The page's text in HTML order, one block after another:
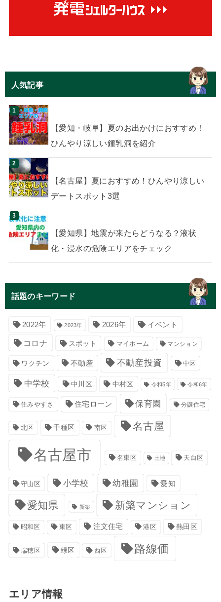
人気記事
【愛知・岐阜】夏のお出かけにおすすめ！
ひんやり涼しい鍾乳洞を紹介
【名古屋】夏におすすめ！ひんやり涼しい
デートスポット3選
【愛知県】地震が来たらどうなる？液状
化・浸水の危険エリアをチェック
話題のキーワード
2022年 2023年 2026年 イベント
コロナ スポット マイホーム マンション
ワクチン 不動産 不動産投資 中区
中学校 中川区 中村区 令和5年 令和6年
住みやすさ 住宅ローン 保育園 分譲住宅
北区 千種区 南区 名古屋
名古屋市 名東区 土地 天白区
守山区 小学校 幼稚園 愛知
愛知県 新築 新築マンション
昭和区 東区 注文住宅 港区 熱田区
瑞穂区 緑区 西区 路線価
エリア情報